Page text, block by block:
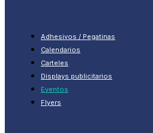
Adhesivos / Pegatinas
Calendarios
Carteles
Displays publicitarios
Eventos
Flyers